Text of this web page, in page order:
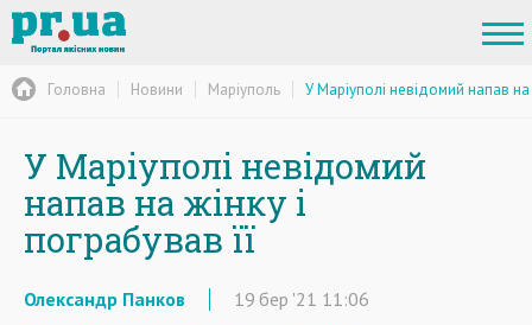
Головна Новини Маріуполь У Маріуполі невідомий напав на
У Маріуполі невідомий
напав на жінку і
пограбував її
Олександр Панков 19 бер '21 11:06